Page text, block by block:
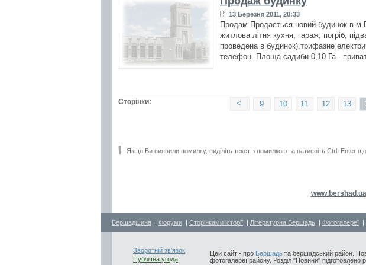
13 Березня 2011, 20:33
Продам Продається новий будинок в
житлова літня кухня, гараж, погріб,
проведена в будинок),трифазне
телефон. Площа садиби 0,10 Га -
Сторінки: 13
12
11
10
9
<
Якщо Ви виявили помилку, виділіть текст з помилкою та натисніть Ctrl+Enter
www.bershad.ua
Бершадщина | Форуми | Сторінками історії | Літературна Бершадь | Фотогалереї |
Зворотній зв'язок
Публічна угода
Цей сайт - про Бершадь та бершадський район.
фотогалереї району. Розділ "Новини" підготовлено